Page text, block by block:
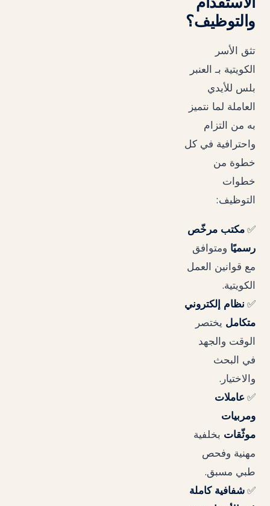
والتوظيف؟
تثق الأسر
الكويتية بـ العنبر
بلس للأيدي
العاملة لما نتميز
به من التزام
واحترافية في كل
خطوة من
خطوات
التوظيف:
✅ مكتب مرخّص
رسميًا ومتوافق
مع قوانين العمل
الكويتية.
✅ نظام إلكتروني
متكامل يختصر
الوقت والجهد
في البحث
والاختيار .
✅ عاملات
ومربيات
موثّقات بخلفية
مهنية وفحص
طبي مسبق.
✅ شفافية كاملة